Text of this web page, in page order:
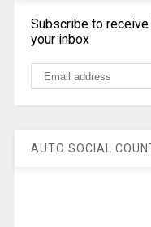
Subscribe to
your inbox
AUTO SOCIAL